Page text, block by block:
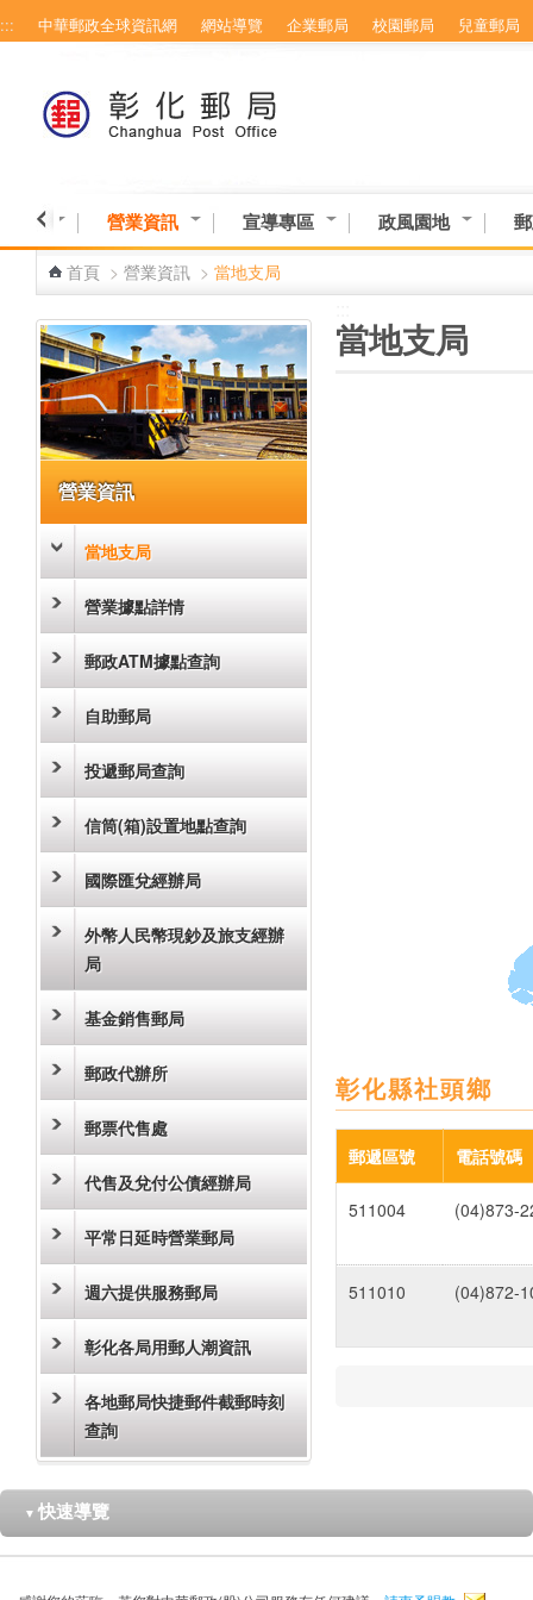
跳到主要內容區塊
::: 中華郵政全球資訊網 網站導覽 企業郵局 校園郵局 兒童郵局
專區 營業資訊 宣導專區 政風園地
首頁 > 營業資訊 > 當地支局
營業資訊
當地支局
營業據點詳情
郵政ATM據點查詢
自助郵局
投遞郵局查詢
信筒(箱)設置地點查詢
國際匯兌經辦局
外幣人民幣現鈔及旅支經辦
局
基金銷售郵局
郵政代辦所
郵票代售處
代售及兌付公債經辦局
平常日延時營業郵局
週六提供服務郵局
彰化各局用郵人潮資訊
各地郵局快捷郵件截郵時刻
查詢
當地支局
彰化縣社頭鄉
郵遞區號 電話號碼
511004 (04)873-
511010 (04)872-
▼ 快速導覽